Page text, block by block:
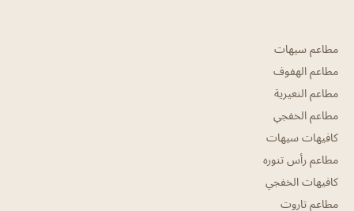
مطاعم سيهات
مطاعم الهفوف
مطاعم النعيرية
مطاعم الخفجي
كافيهات سيهات
مطاعم رأس تنوره
كافيهات الخفجي
مطاعم تاروت